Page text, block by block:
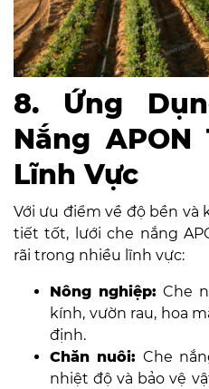
8. Ứng
Nắng APON
Lĩnh Vực
Với ưu điểm về độ bền và
tiết tốt, lưới che nắng
rãi trong nhiều lĩnh vực:
Nông nghiệp: Che
kính, vườn rau, hoa
định.
Chăn nuôi: Che
nhiệt độ và bảo vệ